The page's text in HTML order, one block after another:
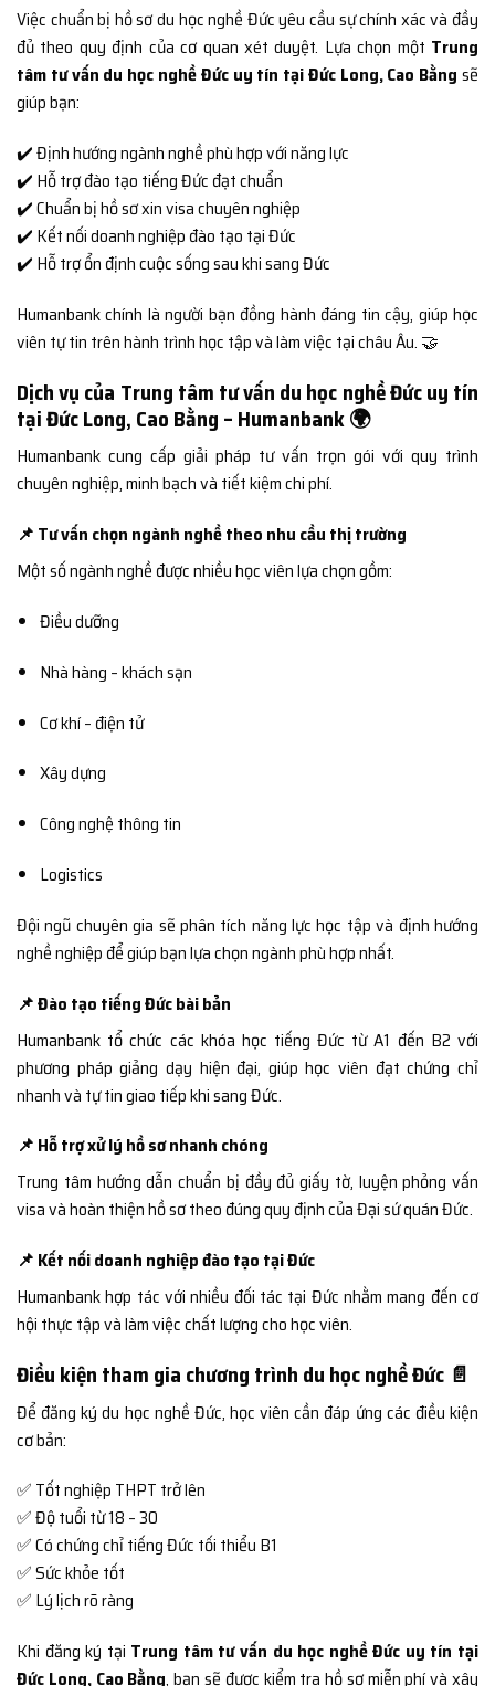
Việc chuẩn bị hồ sơ du học nghề Đức yêu cầu sự chính xác và đầy
đủ theo quy định của cơ quan xét duyệt. Lựa chọn một Trung
tâm tư vấn du học nghề Đức uy tín tại Đức Long, Cao Bằng sẽ
giúp bạn:
✔️ Định hướng ngành nghề phù hợp với năng lực
✔️ Hỗ trợ đào tạo tiếng Đức đạt chuẩn
✔️ Chuẩn bị hồ sơ xin visa chuyên nghiệp
✔️ Kết nối doanh nghiệp đào tạo tại Đức
✔️ Hỗ trợ ổn định cuộc sống sau khi sang Đức
Humanbank chính là người bạn đồng hành đáng tin cậy, giúp học
viên tự tin trên hành trình học tập và làm việc tại châu Âu. 🤝
Dịch vụ của Trung tâm tư vấn du học nghề Đức uy tín
tại Đức Long, Cao Bằng – Humanbank 🌍
Humanbank cung cấp giải pháp tư vấn trọn gói với quy trình
chuyên nghiệp, minh bạch và tiết kiệm chi phí.
📌 Tư vấn chọn ngành nghề theo nhu cầu thị trường
Một số ngành nghề được nhiều học viên lựa chọn gồm:
Điều dưỡng
Nhà hàng – khách sạn
Cơ khí – điện tử
Xây dựng
Công nghệ thông tin
Logistics
Đội ngũ chuyên gia sẽ phân tích năng lực học tập và định hướng
nghề nghiệp để giúp bạn lựa chọn ngành phù hợp nhất.
📌 Đào tạo tiếng Đức bài bản
Humanbank tổ chức các khóa học tiếng Đức từ A1 đến B2 với
phương pháp giảng dạy hiện đại, giúp học viên đạt chứng chỉ
nhanh và tự tin giao tiếp khi sang Đức.
📌 Hỗ trợ xử lý hồ sơ nhanh chóng
Trung tâm hướng dẫn chuẩn bị đầy đủ giấy tờ, luyện phỏng vấn
visa và hoàn thiện hồ sơ theo đúng quy định của Đại sứ quán Đức.
📌 Kết nối doanh nghiệp đào tạo tại Đức
Humanbank hợp tác với nhiều đối tác tại Đức nhằm mang đến cơ
hội thực tập và làm việc chất lượng cho học viên.
Điều kiện tham gia chương trình du học nghề Đức 📄
Để đăng ký du học nghề Đức, học viên cần đáp ứng các điều kiện
cơ bản:
✅ Tốt nghiệp THPT trở lên
✅ Độ tuổi từ 18 – 30
✅ Có chứng chỉ tiếng Đức tối thiểu B1
✅ Sức khỏe tốt
✅ Lý lịch rõ ràng
Khi đăng ký tại Trung tâm tư vấn du học nghề Đức uy tín tại
Đức Long, Cao Bằng, bạn sẽ được kiểm tra hồ sơ miễn phí và xây